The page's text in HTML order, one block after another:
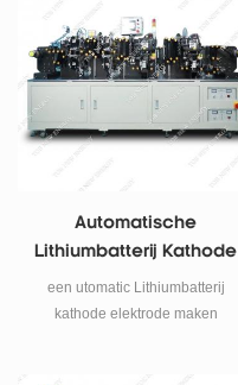
Automatische
Lithiumbatterij Kathode
Elektrode Maken
Machine
een utomatic Lithiumbatterij
kathode elektrode maken